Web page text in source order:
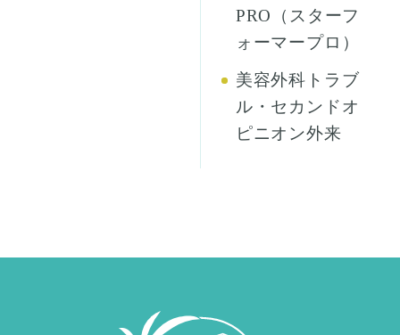
PRO（スターフ
ォーマープロ）
美容外科トラブ
ル・セカンドオ
ピニオン外来